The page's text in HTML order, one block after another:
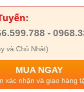
-
và Chủ Nhật)
MUA NGAY
xác nhận và giao hàng